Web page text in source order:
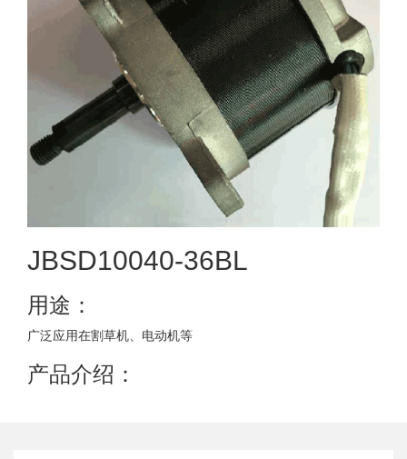
JBSD10040-36BL
用途：
广泛应用在割草机、电动机等
产品介绍：